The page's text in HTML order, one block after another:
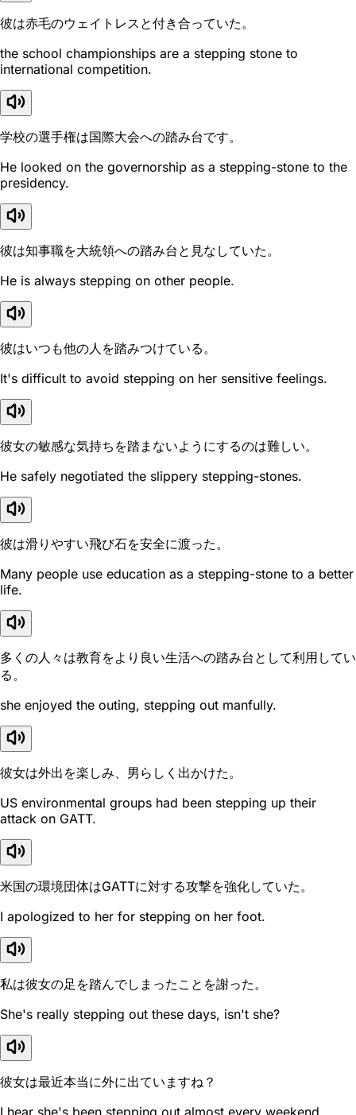
彼は赤毛のウェイトレスと付き合っていた。
the school championships are a stepping stone to
international competition.
学校の選手権は国際大会への踏み台です。
He looked on the governorship as a stepping-stone to the
presidency.
彼は知事職を大統領への踏み台と見なしていた。
He is always stepping on other people.
彼はいつも他の人を踏みつけている。
It's difficult to avoid stepping on her sensitive feelings.
彼女の敏感な気持ちを踏まないようにするのは難しい。
He safely negotiated the slippery stepping-stones.
彼は滑りやすい飛び石を安全に渡った。
Many people use education as a stepping-stone to a better
life.
多くの人々は教育をより良い生活への踏み台として利用してい
る。
she enjoyed the outing, stepping out manfully.
彼女は外出を楽しみ、男らしく出かけた。
US environmental groups had been stepping up their
attack on GATT.
米国の環境団体はGATTに対する攻撃を強化していた。
I apologized to her for stepping on her foot.
私は彼女の足を踏んでしまったことを謝った。
She's really stepping out these days, isn't she?
彼女は最近本当に外に出ていますね？